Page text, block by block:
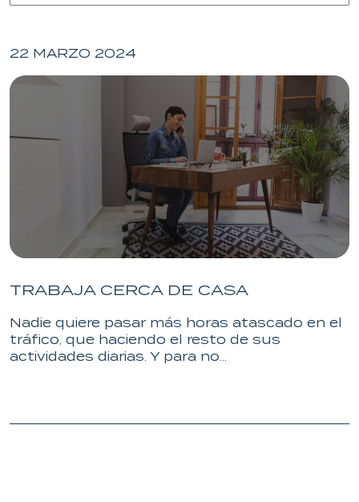
22 MARZO 2024
TRABAJA CERCA DE CASA
Nadie quiere pasar más horas atascado en el
tráfico, que haciendo el resto de sus
actividades diarias. Y para no...